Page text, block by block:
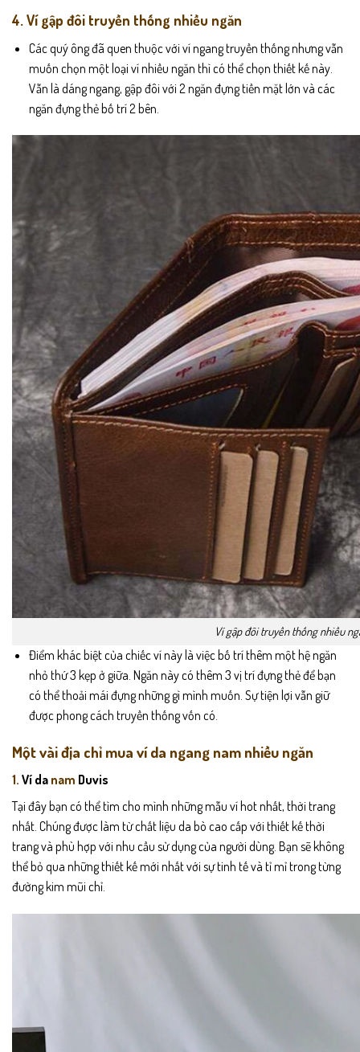
4. Ví gập đôi truyền thống nhiều ngăn
Các quý ông đã quen thuộc với ví ngang truyền thống nhưng vẫn
muốn chọn một loại ví nhiều ngăn thì có thể chọn thiết kế này.
Vẫn là dáng ngang, gập đôi với 2 ngăn đựng tiền mặt lớn và các
ngăn đựng thẻ bố trí 2 bên.
Ví gập đôi truyền thống nhiều
Điểm khác biệt của chiếc ví này là việc bố trí thêm một hệ ngăn
nhỏ thứ 3 kẹp ở giữa. Ngăn này có thêm 3 vị trí đựng thẻ để bạn
có thể thoải mái đựng những gì mình muốn. Sự tiện lợi vẫn giữ
được phong cách truyền thống vốn có.
Một vài địa chỉ mua ví da ngang nam nhiều ngăn
1. Ví da nam Duvis
Tại đây bạn có thể tìm cho mình những mẫu ví hot nhất, thời trang
nhất. Chúng được làm từ chất liệu da bò cao cấp với thiết kế thời
trang và phù hợp với nhu cầu sử dụng của người dùng. Bạn sẽ không
thể bỏ qua những thiết kế mới nhất với sự tinh tế và tỉ mỉ trong từng
đường kim mũi chỉ.